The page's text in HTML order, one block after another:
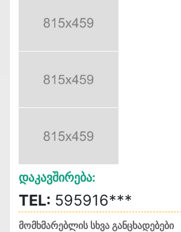
Დაკავშირება:
TEL: 595916***
მომხმარებლის სხვა განცხადებები